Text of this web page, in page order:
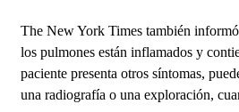
The New York Times también
los pulmones están inflamados y
paciente presenta otros síntomas,
una radiografía o una exploración,